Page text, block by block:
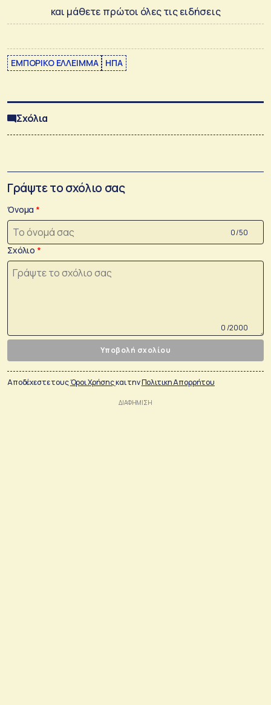
και μάθετε πρώτοι όλες τις ειδήσεις
ΕΜΠΟΡΙΚΟ ΕΛΛΕΙΜΜΑ ΗΠΑ
Σχόλια
Γράψτε το σχόλιο σας
Όνομα
0 /50
Σχόλιο
0 /2000
Υποβολή σχολίου
Αποδέχεστε τουςΌροι Χρήσηςκαι τηνΠολιτικη Απορρήτου